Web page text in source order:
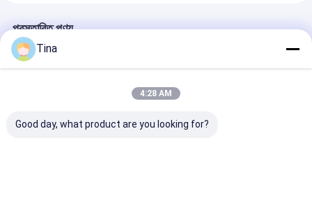
প্রস্তাবিত পণ্য
Tina
4:28 AM
Good day, what product are you looking for?